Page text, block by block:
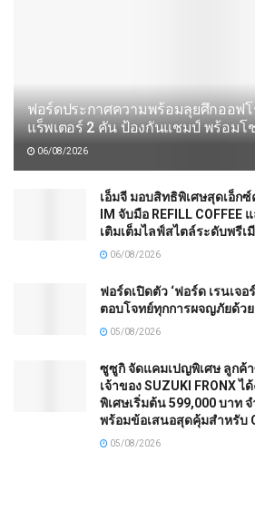
ฟอร์ดประกาศความพร้อมลุยศึกออฟโ
แร็พเตอร์ 2 คัน ป้องกันแชมป์ พร้อมโ
06/08/2026
เอ็มจี มอบสิทธิพิเศษสุดเอ็ก
IM จับมือ REFILL COFFEE
เติมเต็มไลฟ์สไตล์ระดับพรีเ
06/08/2026
ฟอร์ดเปิดตัว ‘ฟอร์ด เรนเจ
ตอบโจทย์ทุกการผจญภัยด้ว
05/08/2026
ซูซูกิ จัดแคมเปญพิเศษ ลูกค้
เจ้าของ SUZUKI FRONX
พิเศษเริ่มต้น 599,000 บาท
พร้อมข้อเสนอสุดคุ้มสำหรับ
05/08/2026